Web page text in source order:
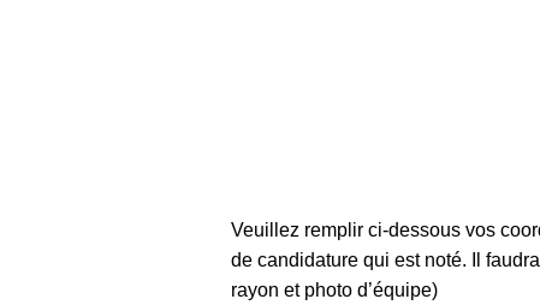
Veuillez remplir ci-dessous vos
de candidature qui est noté. Il
rayon et photo d’équipe)